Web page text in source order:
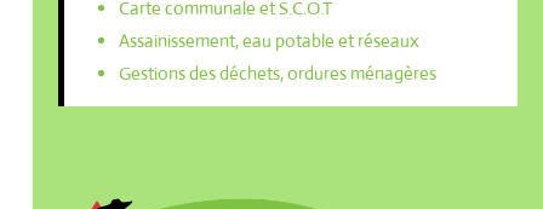
Carte communale et S.C.O.T
Assainissement, eau potable et réseaux
Gestions des déchets, ordures ménagères